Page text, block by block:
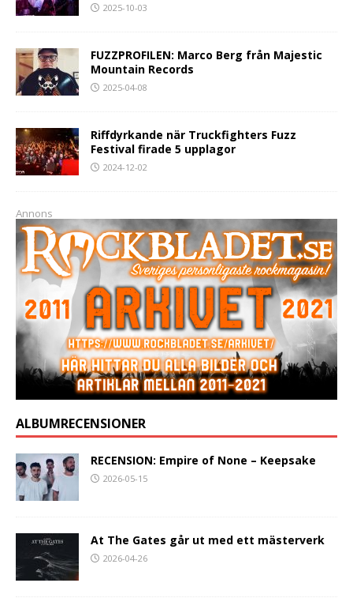
2025-10-03
FUZZPROFILEN: Marco Berg från Majestic
Mountain Records
2025-04-08
Riffdyrkande när Truckfighters Fuzz
Festival firade 5 upplagor
2024-12-02
Annons
ALBUMRECENSIONER
RECENSION: Empire of None – Keepsake
2026-05-15
At The Gates går ut med ett mästerverk
2026-04-26